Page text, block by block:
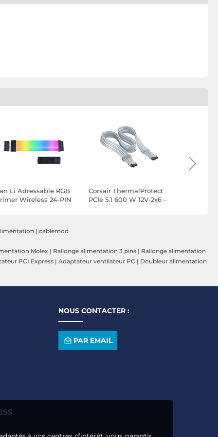
Li Adressable RGB
Wireless 24-PIN
Corsair ThermalProtect
PCIe 5.1 600 W 12V-2x6 -
| cablemod
Molex | Rallonge alimentation 3 pins | Rallonge alimentation
PCI Express | Adaptateur ventilateur PC | Doubleur alimentation
NOUS CONTACTER :
PAR EMAIL